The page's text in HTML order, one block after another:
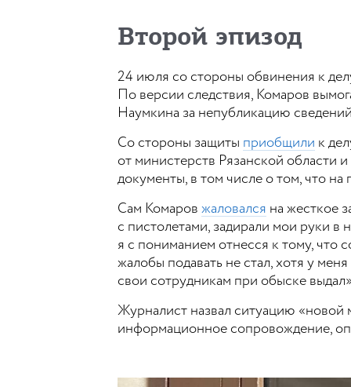
Второй эпизод
24 июля со стороны обвинения к
По версии следствия, Комаров
Наумкина за непубликацию
Со стороны защиты приобщили к
от министерств Рязанской области
документы, в том числе о том, что
Сам Комаров жаловался на жесткое
с пистолетами, задирали мои руки в
я с пониманием отнесся к тому, что
жалобы подавать не стал, хотя у
свои сотрудникам при обыске
Журналист назвал ситуацию «новой
информационное сопровождение,